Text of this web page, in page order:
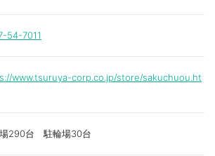
54-7011
www.tsuruya-corp.co.jp/store/sakuchuou.ht
290台 駐輪場30台